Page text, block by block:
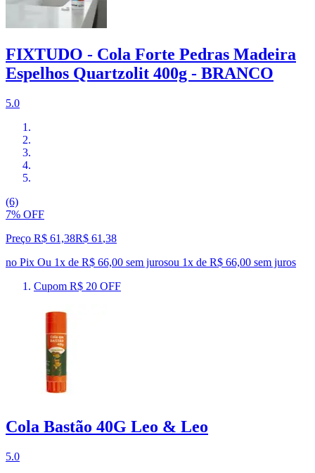
FIXTUDO - Cola Forte Pedras Madeira
Espelhos Quartzolit 400g - BRANCO
5.0
(6)
7% OFF
Preço R$ 61,38R$ 61 ,38
no Pix Ou 1x de R$ 66,00 sem jurosou 1x de R$ 66,00 sem juros
Cupom R$ 20 OFF
Cola Bastão 40G Leo & Leo
5.0